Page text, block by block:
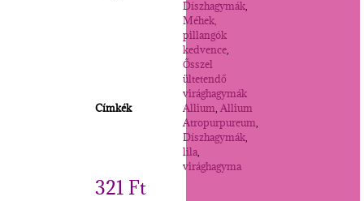
Díszhagymák,
Méhek,
pillangók
kedvence,
Ősszel
ültetendő
virághagymák
Címkék
Allium,Allium
Atropurpureum,
Díszhagymák,
lila,
virághagyma
321 Ft